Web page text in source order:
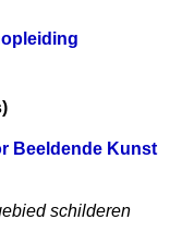
Beeldende Kunst
schilderen